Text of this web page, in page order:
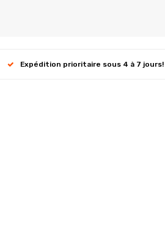
Expédition prioritaire sous 4 à 7 jours!